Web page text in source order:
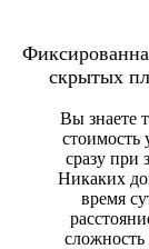
скрытых
Вы знаете
стоимость
сразу при
Никаких
время
сложность